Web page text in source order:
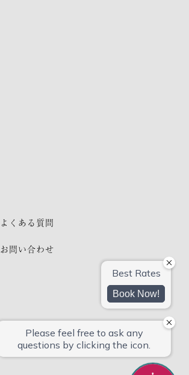
よくある質問
お問い合わせ